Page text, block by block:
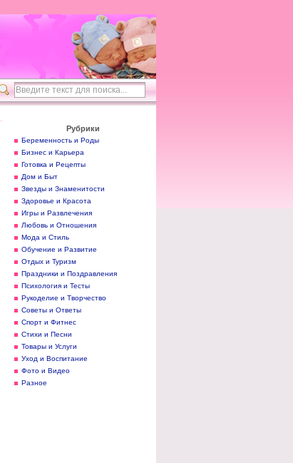
Рубрики
Беременность и Роды
Бизнес и Карьера
Готовка и Рецепты
Дом и Быт
Звезды и Знаменитости
Здоровье и Красота
Игры и Развлечения
Любовь и Отношения
Мода и Стиль
Обучение и Развитие
Отдых и Туризм
Праздники и Поздравления
Психология и Тесты
Рукоделие и Творчество
Советы и Ответы
Спорт и Фитнес
Стихи и Песни
Товары и Услуги
Уход и Воспитание
Фото и Видео
Разное